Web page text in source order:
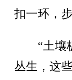
扣一环，
“土壤板
丛生，这